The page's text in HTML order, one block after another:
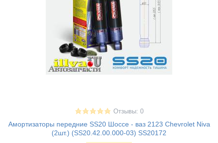
Отзывы: 0
Амортизаторы передние SS20 Шоссе - ваз 2123 Chevrolet Niva
(2шт.) (SS20.42.00.000-03) SS20172